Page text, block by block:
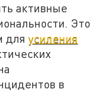
активные
Это
дляусиления
в